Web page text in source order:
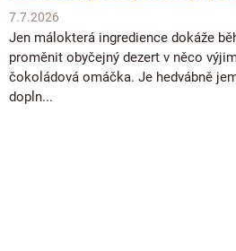
7.7.2026
Jen málokterá ingredience dokáže
proměnit obyčejný dezert v něco
čokoládová omáčka. Je hedvábně
dopln...